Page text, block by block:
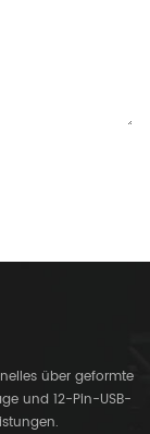
über geformte
und 12-Pin-USB-